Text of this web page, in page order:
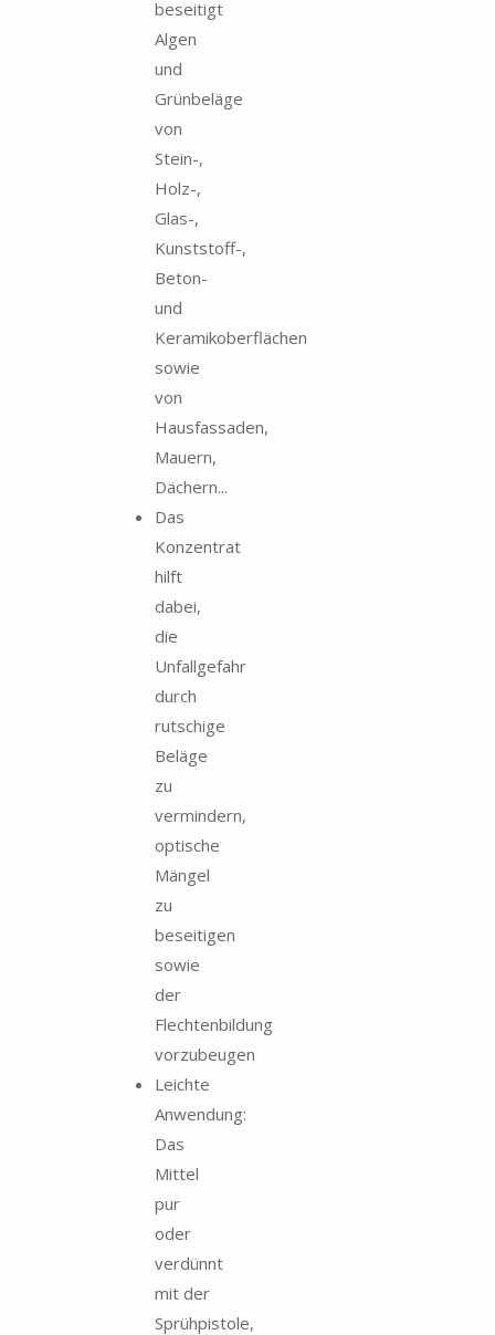
beseitigt
Algen
und
Grünbeläge
von
Stein-,
Holz-,
Glas-,
Kunststoff-,
Beton-
und
Keramikoberflächen
sowie
von
Hausfassaden,
Mauern,
Dächern...
Das
Konzentrat
hilft
dabei,
die
Unfallgefahr
durch
rutschige
Beläge
zu
vermindern,
optische
Mängel
zu
beseitigen
sowie
der
Flechtenbildung
vorzubeugen
Leichte
Anwendung:
Das
Mittel
pur
oder
verdünnt
mit der
Sprühpistole,